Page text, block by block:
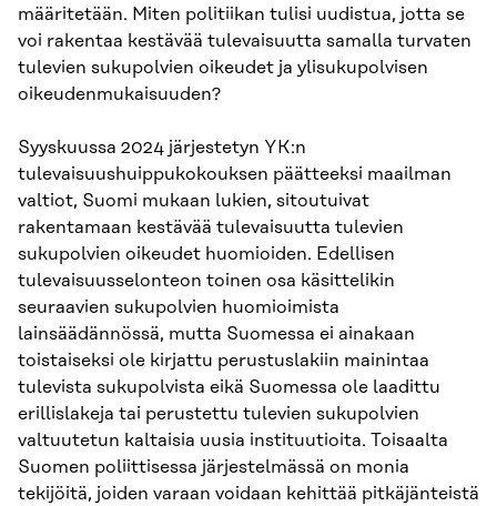
määritetään. Miten politiikan tulisi uudistua, jotta se
voi rakentaa kestävää tulevaisuutta samalla turvaten
tulevien sukupolvien oikeudet ja ylisukupolvisen
oikeudenmukaisuuden?
Syyskuussa 2024 järjestetyn YK:n
tulevaisuushuippukokouksen päätteeksi maailman
valtiot, Suomi mukaan lukien, sitoutuivat
rakentamaan kestävää tulevaisuutta tulevien
sukupolvien oikeudet huomioiden. Edellisen
tulevaisuusselonteon toinen osa käsittelikin
seuraavien sukupolvien huomioimista
lainsäädännössä, mutta Suomessa ei ainakaan
toistaiseksi ole kirjattu perustuslakiin mainintaa
tulevista sukupolvista eikä Suomessa ole laadittu
erillislakeja tai perustettu tulevien sukupolvien
valtuutetun kaltaisia uusia instituutioita. Toisaalta
Suomen poliittisessa järjestelmässä on monia
tekijöitä, joiden varaan voidaan kehittää pitkäjänteistä